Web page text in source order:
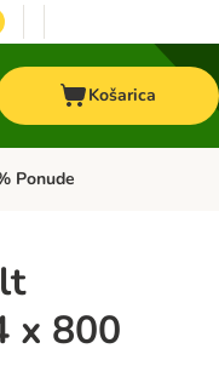
Košarica
kategorija: Top marke
Ponude
x 800